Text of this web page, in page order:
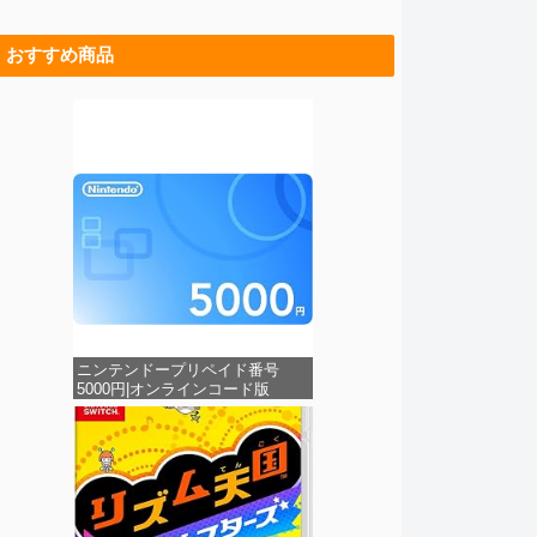
おすすめ商品
ニンテンドープリペイド番号
5000円|オンラインコード版